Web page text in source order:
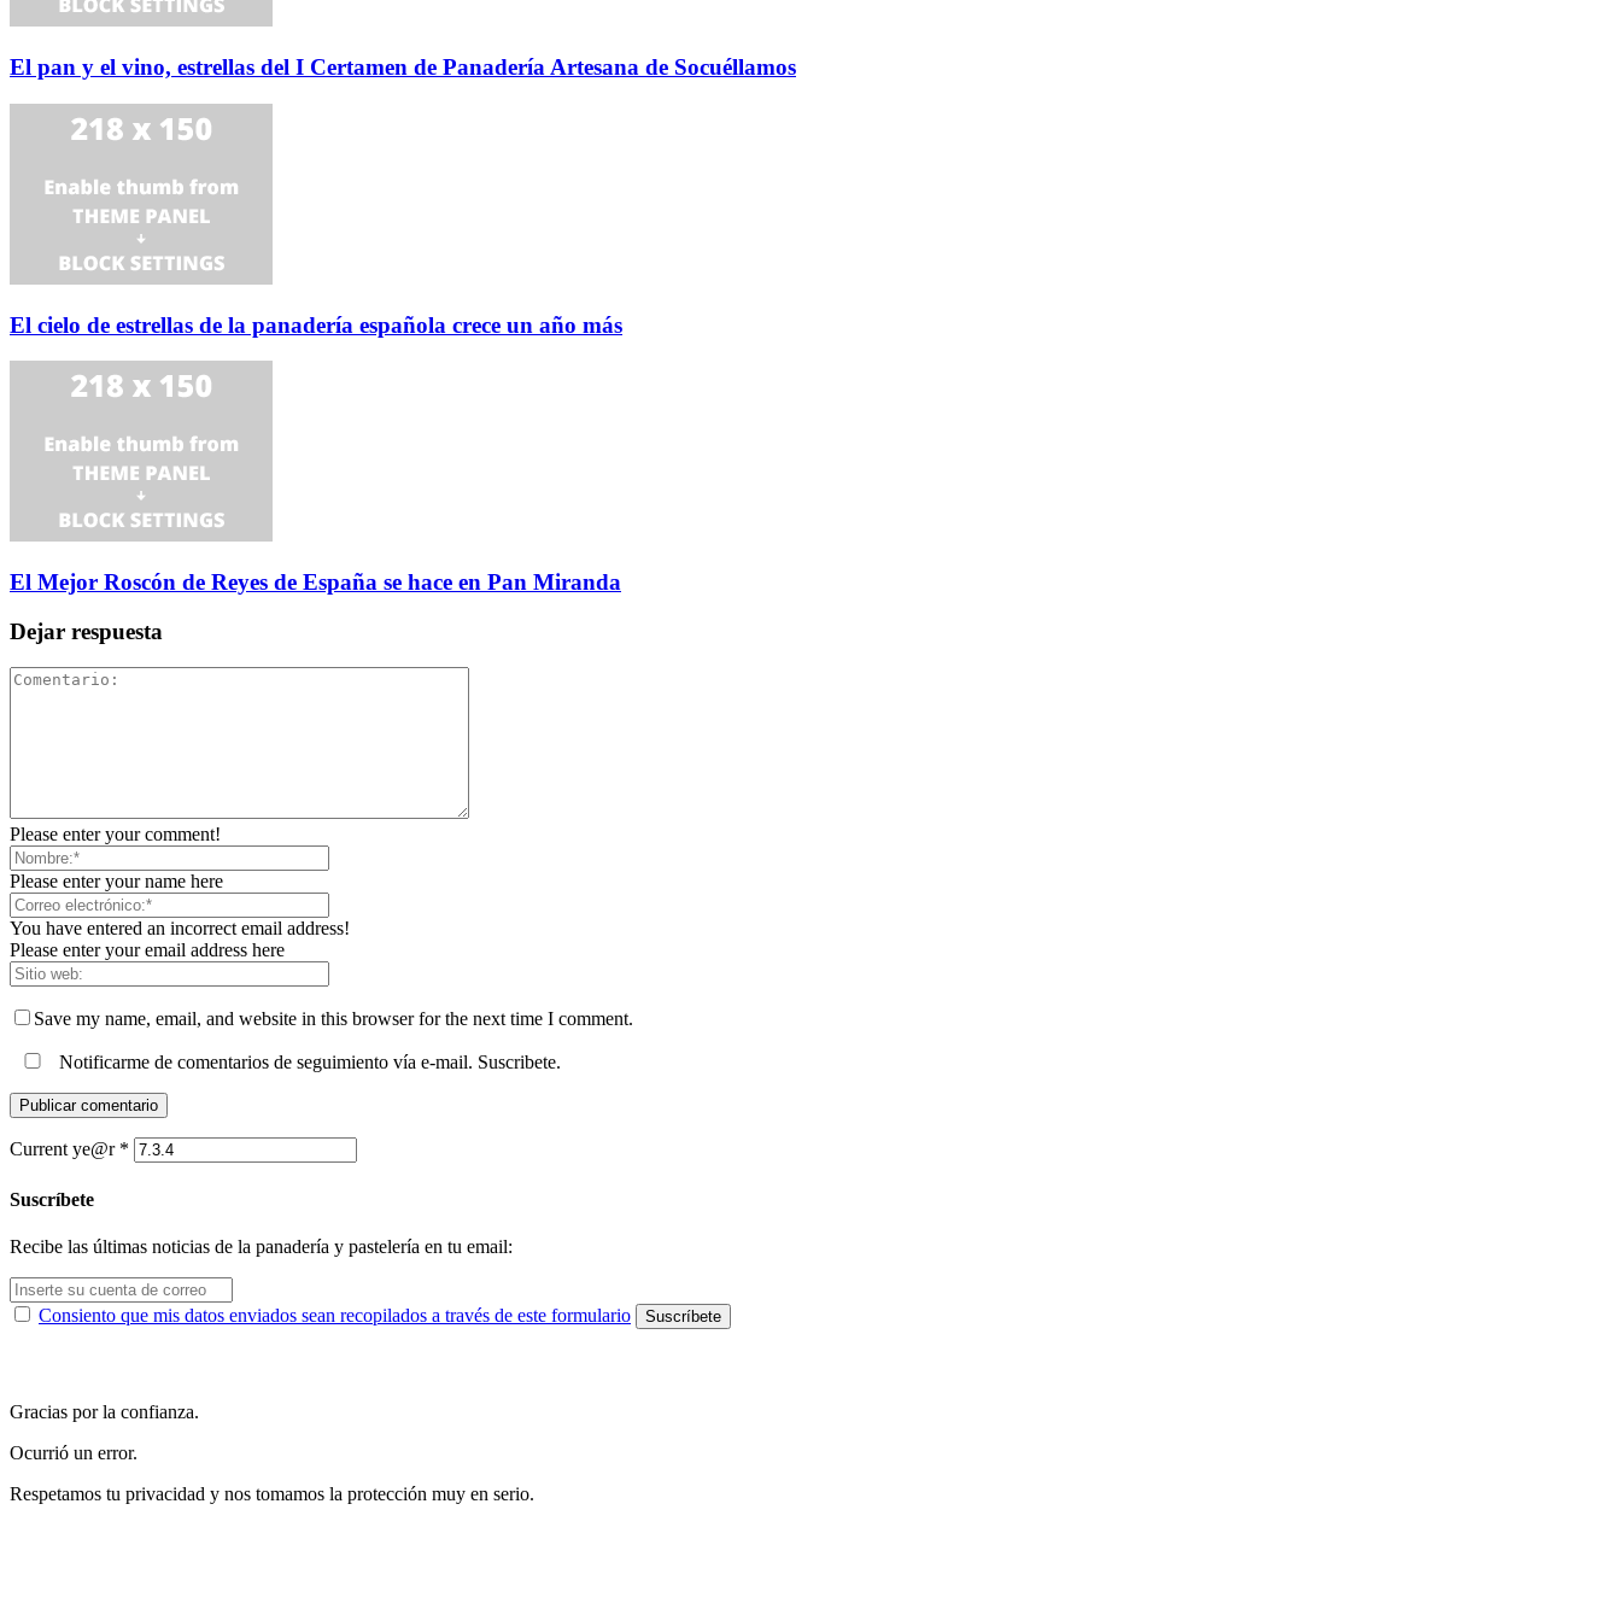
El pan y el vino, estrellas del I Certamen de Panadería Artesana de Socuéllamos
El cielo de estrellas de la panadería española crece un año más
El Mejor Roscón de Reyes de España se hace en Pan Miranda
Dejar respuesta
Please enter your comment!
Please enter your name here
You have entered an incorrect email address!
Please enter your email address here
Save my name, email, and website in this browser for the next time I comment.
Notificarme de comentarios de seguimiento vía e-mail. Suscribete.
Current ye@r *
Suscríbete
Recibe las últimas noticias de la panadería y pastelería en tu email:
Consiento que mis datos enviados sean recopilados a través de este formulario
Gracias por la confianza.
Ocurrió un error.
Respetamos tu privacidad y nos tomamos la protección muy en serio.